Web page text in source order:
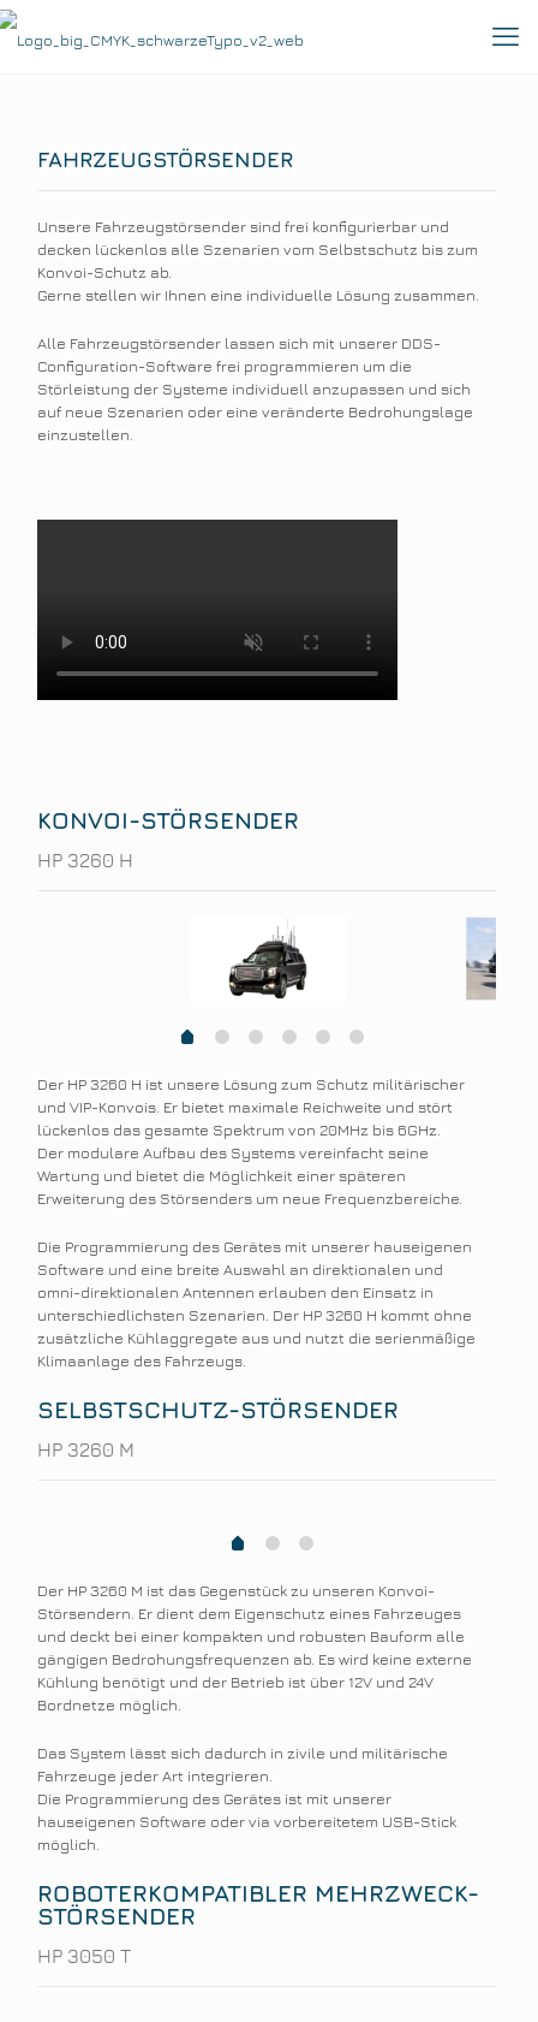
FAHRZEUGSTÖRSENDER
Unsere Fahrzeugstörsender sind frei konfigurierbar und
decken lückenlos alle Szenarien vom Selbstschutz bis zum
Konvoi-Schutz ab.
Gerne stellen wir Ihnen eine individuelle Lösung zusammen.
Alle Fahrzeugstörsender lassen sich mit unserer DDS-
Configuration-Software frei programmieren um die
Störleistung der Systeme individuell anzupassen und sich
auf neue Szenarien oder eine veränderte Bedrohungslage
einzustellen.
KONVOI-STÖRSENDER
HP 3260 H
0 1 2 3 4 5
Der HP 3260 H ist unsere Lösung zum Schutz militärischer
und VIP-Konvois. Er bietet maximale Reichweite und stört
lückenlos das gesamte Spektrum von 20MHz bis 6GHz.
Der modulare Aufbau des Systems vereinfacht seine
Wartung und bietet die Möglichkeit einer späteren
Erweiterung des Störsenders um neue Frequenzbereiche.
Die Programmierung des Gerätes mit unserer hauseigenen
Software und eine breite Auswahl an direktionalen und
omni-direktionalen Antennen erlauben den Einsatz in
unterschiedlichsten Szenarien. Der HP 3260 H kommt ohne
zusätzliche Kühlaggregate aus und nutzt die serienmäßige
Klimaanlage des Fahrzeugs.
SELBSTSCHUTZ-STÖRSENDER
HP 3260 M
0 1 2
Der HP 3260 M ist das Gegenstück zu unseren Konvoi-
Störsendern. Er dient dem Eigenschutz eines Fahrzeuges
und deckt bei einer kompakten und robusten Bauform alle
gängigen Bedrohungsfrequenzen ab. Es wird keine externe
Kühlung benötigt und der Betrieb ist über 12V und 24V
Bordnetze möglich.
Das System lässt sich dadurch in zivile und militärische
Fahrzeuge jeder Art integrieren.
Die Programmierung des Gerätes ist mit unserer
hauseigenen Software oder via vorbereitetem USB-Stick
möglich.
ROBOTERKOMPATIBLER MEHRZWECK-
STÖRSENDER
HP 3050 T